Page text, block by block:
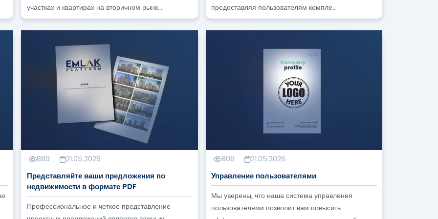
на турецкое гражданство после покупки недвижимости? ?
покупающему недвижимость в Турции? ?
подписания договора купли-продажи недвижимости? ?
участках и квартирах на вторичном рынк...
предоставляя пользователям компле...
889 21.05.2026
Представляйте ваши предложения по
недвижимости в формате PDF
Профессиональное и четкое представление
806 21.05.2026
Управление пользователями
Мы уверены, что наша система управления
пользователями позволит вам повысить